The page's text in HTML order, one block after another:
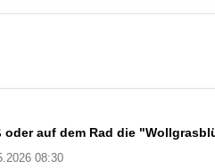
oder auf dem Rad die
08:30